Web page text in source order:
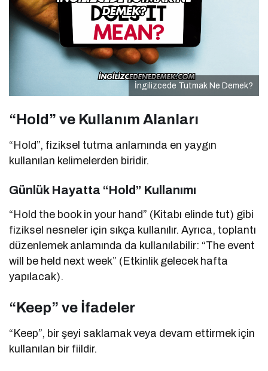
İngilizcede Tutmak Ne Demek?
“Hold” ve Kullanım Alanları
“Hold”, fiziksel tutma anlamında en yaygın
kullanılan kelimelerden biridir.
Günlük Hayatta “Hold” Kullanımı
“Hold the book in your hand” (Kitabı elinde tut) gibi
fiziksel nesneler için sıkça kullanılır. Ayrıca, toplantı
düzenlemek anlamında da kullanılabilir: “The event
will be held next week” (Etkinlik gelecek hafta
yapılacak).
“Keep” ve İfadeler
“Keep”, bir şeyi saklamak veya devam ettirmek için
kullanılan bir fiildir.